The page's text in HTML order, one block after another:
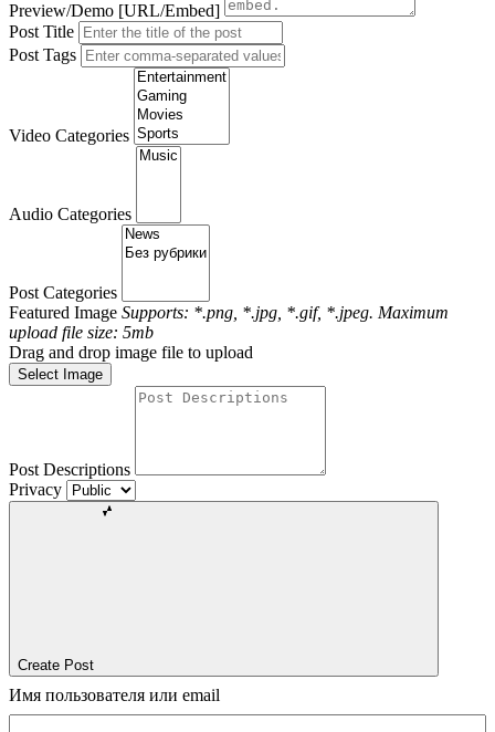
Preview/Demo [URL/Embed]
Post Title
Post Tags
Video Categories
Audio Categories
Post Categories
Featured Image Supports: *.png, *.jpg, *.gif, *.jpeg. Maximum
upload file size: 5mb
Drag and drop image file to upload
Select Image
Post Descriptions
Privacy
Create Post
Имя пользователя или email